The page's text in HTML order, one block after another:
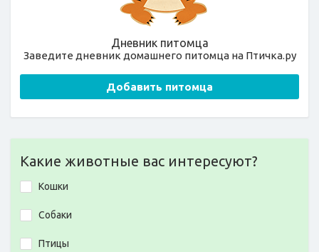
Дневник питомца
Заведите дневник домашнего питомца на Птичка.ру
Добавить питомца
Какие животные вас интересуют?
Кошки
Собаки
Птицы